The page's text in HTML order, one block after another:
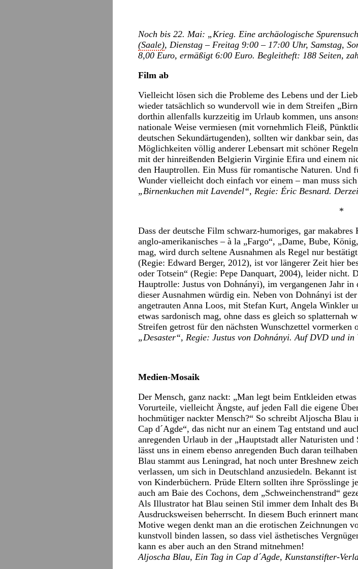
Noch bis 22. Mai: „Krieg. Eine archäologische
(Saale), Dienstag – Freitag 9:00 – 17:00 Uhr, Samstag,
8,00 Euro, ermäßigt 6:00 Euro. Begleitheft: 188 Seiten,
Film ab
Vielleicht lösen sich die Probleme des Lebens und der
wieder tatsächlich so wundervoll wie in dem Streifen
dorthin allenfalls kurzzeitig im Urlaub kommen, uns
nationale Weise vermiesen (mit vornehmlich Fleiß,
deutschen Sekundärtugenden), sollten wir dankbar sein,
Möglichkeiten völlig anderer Lebensart mit schöner
mit der hinreißenden Belgierin Virginie Efira und einem
den Hauptrollen. Ein Muss für romantische Naturen. Und
Wunder vielleicht doch einfach vor einem – man muss
„Birnenkuchen mit Lavendel“, Regie: Éric Besnard.
*
Dass der deutsche Film schwarz-humoriges, gar
anglo-amerikanisches – à la „Fargo“, „Dame, Bube,
mag, wird durch seltene Ausnahmen als Regel nur
(Regie: Edward Berger, 2012), ist vor längerer Zeit hier
oder Totsein“ (Regie: Pepe Danquart, 2004), leider nicht.
Hauptrolle: Justus von Dohnányi), im vergangenen Jahr
dieser Ausnahmen würdig ein. Neben von Dohnányi ist
angetrauten Anna Loos, mit Stefan Kurt, Angela Winkler
etwas sardonisch mag, ohne dass es gleich so
Streifen getrost für den nächsten Wunschzettel vormerken
„Desaster“, Regie: Justus von Dohnányi. Auf DVD und in
Medien-Mosaik
Der Mensch, ganz nackt: „Man legt beim Entkleiden
Vorurteile, vielleicht Ängste, auf jeden Fall die eigene
hochmütiger nackter Mensch?“ So schreibt Aljoscha
Cap d´Agde“, das nicht nur an einem Tag entstand und
anregenden Urlaub in der „Hauptstadt aller Naturisten
lässt uns in einem ebenso anregenden Buch daran
Blau stammt aus Leningrad, hat noch unter Breshnew
verlassen, um sich in Deutschland anzusiedeln. Bekannt
von Kinderbüchern. Prüde Eltern sollten ihre Sprösslinge
auch am Baie des Cochons, dem „Schweinchenstrand“
Als Illustrator hat Blau seinen Stil immer dem Inhalt des
Ausdrucksweisen beherrscht. In diesem Buch erinnert
Motive wegen denkt man an die erotischen Zeichnungen
kunstvoll binden lassen, so dass viel ästhetisches
kann es aber auch an den Strand mitnehmen!
Aljoscha Blau, Ein Tag in Cap d´Agde, Kunstanstifter-